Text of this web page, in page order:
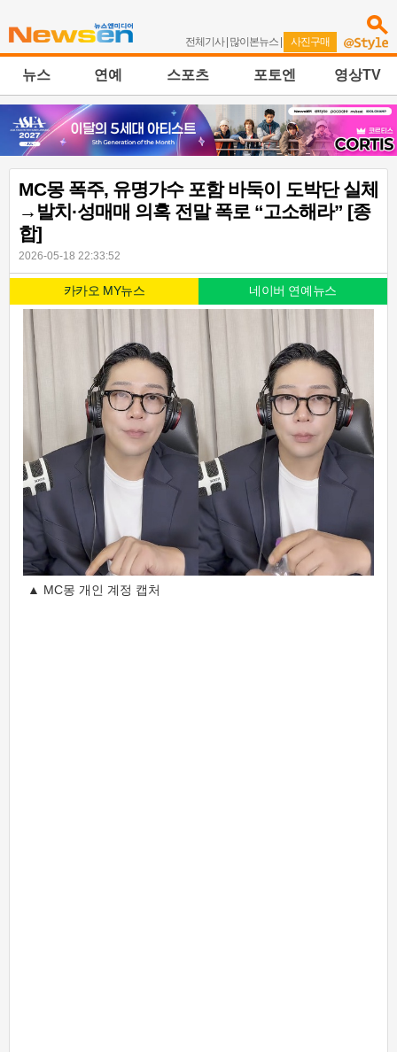
전체기사| 많이본뉴스 | 사진구매
뉴스 연예 스포츠 포토엔 영상TV
MC몽 폭주, 유명가수 포함 바둑이 도박단 실체
→발치·성매매 의혹 전말 폭로 “고소해라” [종
합]
2026-05-18 22:33:52
카카오 MY뉴스 네이버 연예뉴스
▲ MC몽 개인 계정 캡처